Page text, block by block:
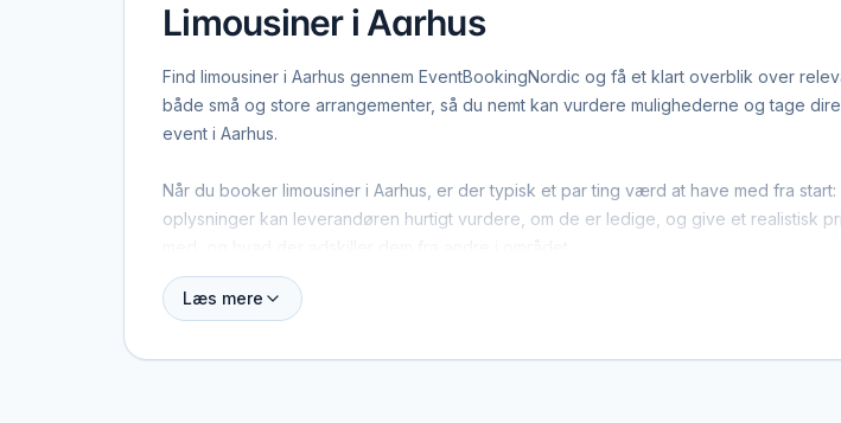
Limousiner i Aarhus
Find limousiner i Aarhus gennem EventBookingNordic og få et klart overblik over
både små og store arrangementer, så du nemt kan vurdere mulighederne og tage
event i Aarhus.
Når du booker limousiner i Aarhus, er der typisk et par ting værd at have med fra
oplysninger kan leverandøren hurtigt vurdere, om de er ledige, og give et realistisk
Aarhus dækker både centrum og omegn, og mange limousiner-leverandører
speciel ramme i tankerne.
Læs mere